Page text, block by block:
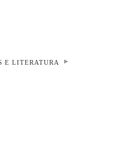
E LITERATURA